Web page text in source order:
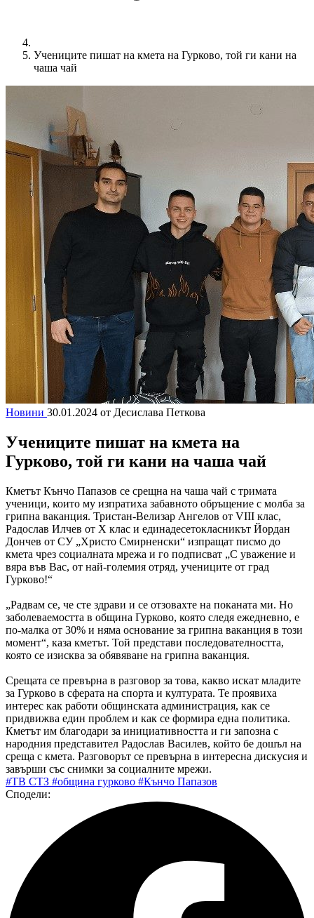
Учениците пишат на кмета на Гурково, той ги кани на
чаша чай
Новини 30.01.2024 от Десислава Петкова
Учениците пишат на кмета на
Гурково, той ги кани на чаша чай
Кметът Кънчо Папазов се срещна на чаша чай с тримата
ученици, които му изпратиха забавното обръщение с молба за
грипна ваканция. Тристан-Велизар Ангелов от VIII клас,
Радослав Илчев от X клас и единадесетокласникът Йордан
Дончев от СУ „Христо Смирненски“ изпращат писмо до
кмета чрез социалната мрежа и го подписват „С уважение и
вяра във Вас, от най-големия отряд, учениците от град
Гурково!“
„Радвам се, че сте здрави и се отзовахте на поканата ми. Но
заболеваемостта в община Гурково, която следя ежедневно, е
по-малка от 30% и няма основание за грипна ваканция в този
момент“, каза кметът. Той представи последователността,
която се изисква за обявяване на грипна ваканция.
Срещата се превърна в разговор за това, какво искат младите
за Гурково в сферата на спорта и културата. Те проявиха
интерес как работи общинската администрация, как се
придвижва един проблем и как се формира една политика.
Кметът им благодари за инициативността и ги запозна с
народния представител Радослав Василев, който бе дошъл на
среща с кмета. Разговорът се превърна в интересна дискусия и
завърши със снимки за социалните мрежи.
#ТВ СТЗ #община гурково #Кънчо Папазов
Сподели: